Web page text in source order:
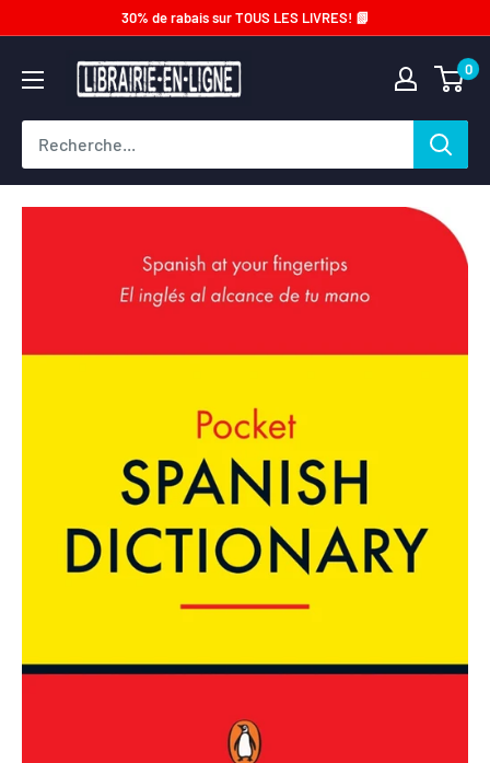
contenu
30% de rabais sur TOUS LES LIVRES! 📗
Librairie-
en-
ligne.com
0